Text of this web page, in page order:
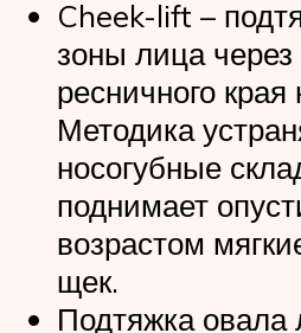
Cheek-lift –
зоны лица
ресничного края
Методика
носогубные
поднимает
возрастом
щек.
Подтяжка овала